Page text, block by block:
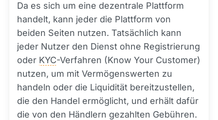
Da es sich um eine dezentrale Plattform
handelt, kann jeder die Plattform von
beiden Seiten nutzen. Tatsächlich kann
jeder Nutzer den Dienst ohne Registrierung
oder KYC-Verfahren (Know Your Customer)
nutzen, um mit Vermögenswerten zu
handeln oder die Liquidität bereitzustellen,
die den Handel ermöglicht, und erhält dafür
die von den Händlern gezahlten Gebühren.